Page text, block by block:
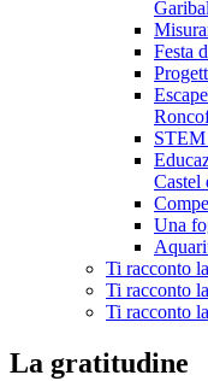
Festa
STEM
Una
Ti racconto
Ti racconto
Ti racconto
La gratitudine